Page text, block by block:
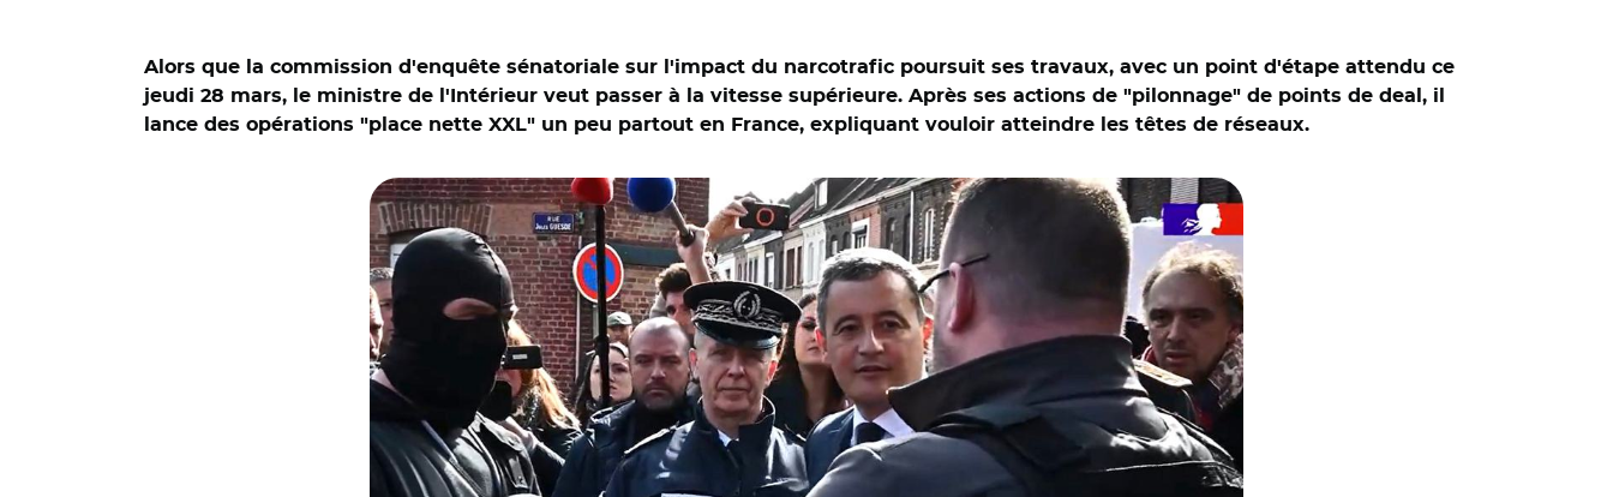
Alors que la commission d'enquête sénatoriale sur l'impact du narcotrafic poursuit ses travaux, avec un point d'étape attendu ce
jeudi 28 mars, le ministre de l'Intérieur veut passer à la vitesse supérieure. Après ses actions de "pilonnage" de points de deal, il
lance des opérations "place nette XXL" un peu partout en France, expliquant vouloir atteindre les têtes de réseaux.